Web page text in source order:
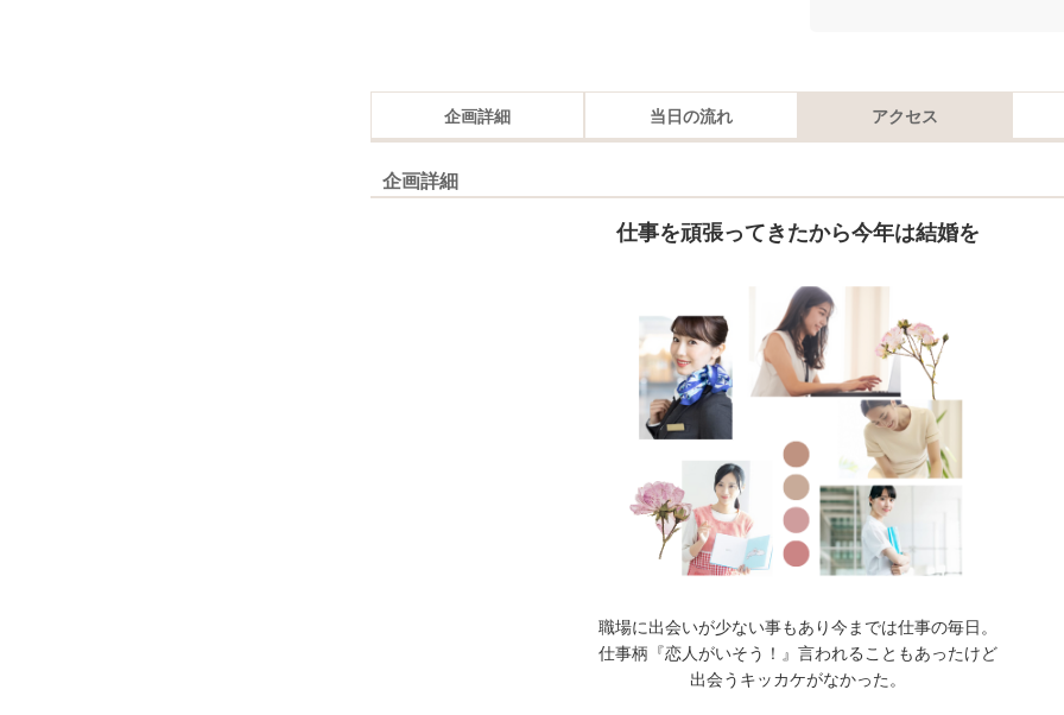
企画詳細 当日の流れ アクセス
企画詳細
仕事を頑張ってきたから今年は結婚を
職場に出会いが少ない事もあり今までは仕事の毎日。
仕事柄『恋人がいそう！』言われることもあったけど
出会うキッカケがなかった。